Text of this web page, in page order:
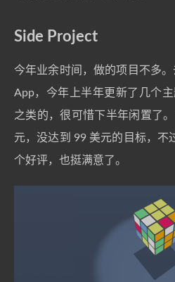
Side Project
今年业余时间，做的项目不多
App，今年上半年更新了几个
之类的，很可惜下半年闲置了
元，没达到 99 美元的目标，不
个好评，也挺满意了。